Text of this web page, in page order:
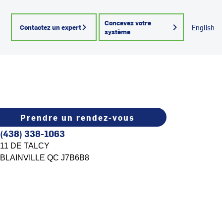
Contactez un expert
Concevez votre
système
English
Prendre un rendez-vous
(438) 338-1063
11 DE TALCY
BLAINVILLE QC J7B6B8